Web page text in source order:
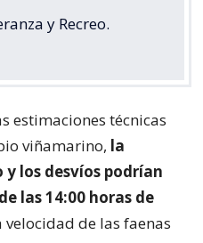
y Recreo.
estimaciones técnicas
viñamarino, la
los desvíos podrían
las 14:00 horas de
velocidad de las faenas